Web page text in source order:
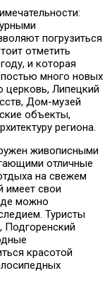
погрузиться
отметить
и которая
много новых
церковь, Липецкий
Дом-музей
объекты,
региона.
живописными
отличные
на свежем
имеет свои
можно
Туристы
Подгоренский
красотой